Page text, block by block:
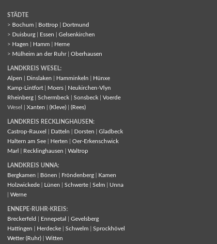
STÄDTE
> Bochum Bottrop
Dortmund
> Duisburg Essen
Gelsenkirchen
> Hagen Hamm
Herne
> Mülheim an der Ruhr| Oberhausen
LANDKREIS WESEL:
Alpen
Dinslaken Hamminkeln
Hünxe
Kamp-Lintfort
Moers
Neukirchen-Vlyn
Rheinberg
Schermbeck Sonsbeck
Voerde
Wesel | Xanten (Kleve) (Rees)
LANDKREIS RECKLINGHAUSEN:
Castrop-Rauxel
Datteln Dorsten
Gladbeck
Haltern am See
Herten
Oer-Erkenschwick
Marl
Recklinghausen Waltrop
LANDKREIS UNNA:
Bergkamen
Bönen Fröndenberg
Kamen
Holzwickede
Lünen Schwerte Selm
Unna
Werne
ENNEPE-RUHR-KREIS:
Breckerfeld
Ennepetal
Gevelsberg
Hattingen
Herdecke Schwelm
Sprockhövel
Wetter (Ruhr)
Witten